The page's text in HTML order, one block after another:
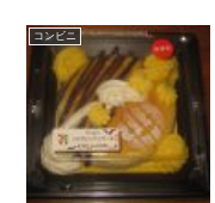
コンビニ